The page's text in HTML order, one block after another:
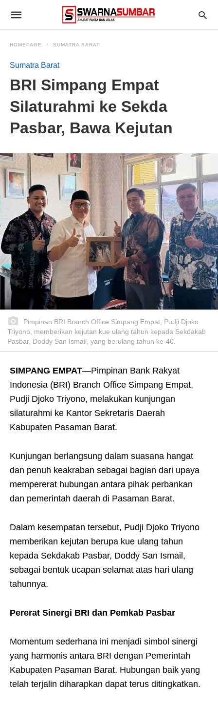
HOMEPAGE SUMATRA BARAT
Sumatra Barat
BRI Simpang Empat
Silaturahmi ke Sekda
Pasbar, Bawa Kejutan
Pimpinan BRI Branch Office Simpang Empat, Pudji Djoko
Triyono, memberikan kejutan kue ulang tahun kepada Sekdakab
Pasbar, Doddy San Ismail, yang berulang tahun ke-40.
SIMPANG EMPAT—Pimpinan Bank Rakyat
Indonesia (BRI) Branch Office Simpang Empat,
Pudji Djoko Triyono, melakukan kunjungan
silaturahmi ke Kantor Sekretaris Daerah
Kabupaten Pasaman Barat.
Kunjungan berlangsung dalam suasana hangat
dan penuh keakraban sebagai bagian dari upaya
mempererat hubungan antara pihak perbankan
dan pemerintah daerah di Pasaman Barat.
Dalam kesempatan tersebut, Pudji Djoko Triyono
memberikan kejutan berupa kue ulang tahun
kepada Sekdakab Pasbar, Doddy San Ismail,
sebagai bentuk ucapan selamat atas hari ulang
tahunnya.
Pererat Sinergi BRI dan Pemkab Pasbar
Momentum sederhana ini menjadi simbol sinergi
yang harmonis antara BRI dengan Pemerintah
Kabupaten Pasaman Barat. Hubungan baik yang
telah terjalin diharapkan dapat terus ditingkatkan.